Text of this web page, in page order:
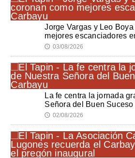
Jorge Vargas y Leo
mejores escanciadores
🕔 03/08/2026
La fe centra la jornada
Señora del Buen
🕔 02/08/2026